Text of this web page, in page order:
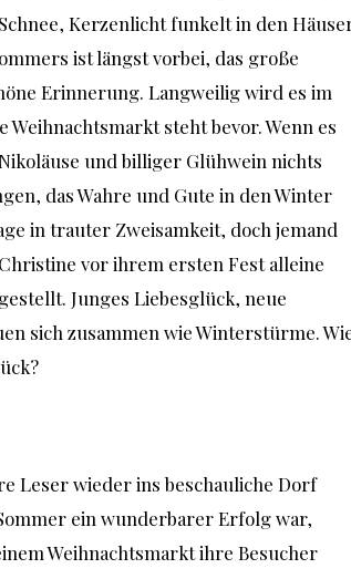
Kerzenlicht funkelt in den
ist längst vorbei, das große
Erinnerung. Langweilig wird es im
steht bevor. Wenn es
und billiger Glühwein nichts
das Wahre und Gute in den Winter
in trauter Zweisamkeit, doch jemand
vor ihrem ersten Fest alleine
Junges Liebesglück, neue
sich zusammen wie Winterstürme.
Leser wieder ins beschauliche Dorf
ein wunderbarer Erfolg war,
Weihnachtsmarkt ihre Besucher